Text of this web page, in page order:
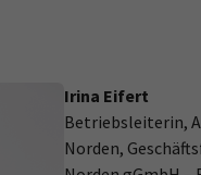
Irina Eifert
Betriebsleiterin,
Norden,